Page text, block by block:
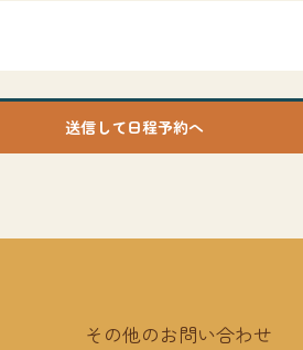
送信して日程予約へ
その他のお問い合わせ